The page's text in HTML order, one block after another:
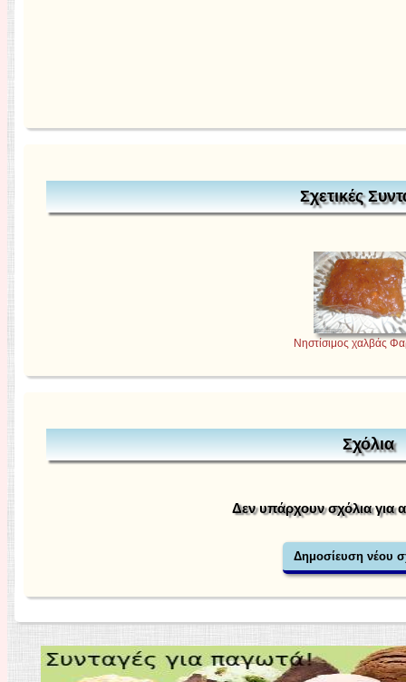
Σχετικές
Νηστίσιμος χαλβάς
Σχόλια
Δεν υπάρχουν σχόλια για